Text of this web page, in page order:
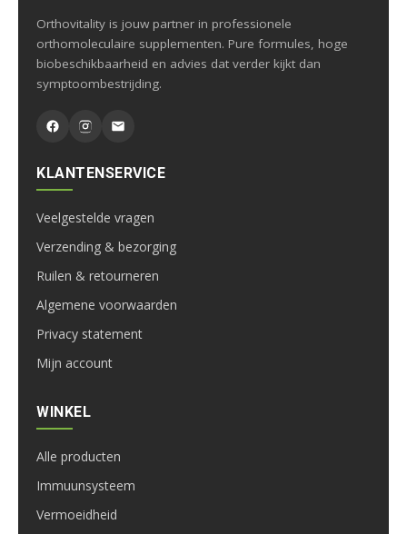
Orthovitality is jouw partner in professionele
orthomoleculaire supplementen. Pure formules, hoge
biobeschikbaarheid en advies dat verder kijkt dan
symptoombestrijding.
KLANTENSERVICE
Veelgestelde vragen
Verzending & bezorging
Ruilen & retourneren
Algemene voorwaarden
Privacy statement
Mijn account
WINKEL
Alle producten
Immuunsysteem
Vermoeidheid